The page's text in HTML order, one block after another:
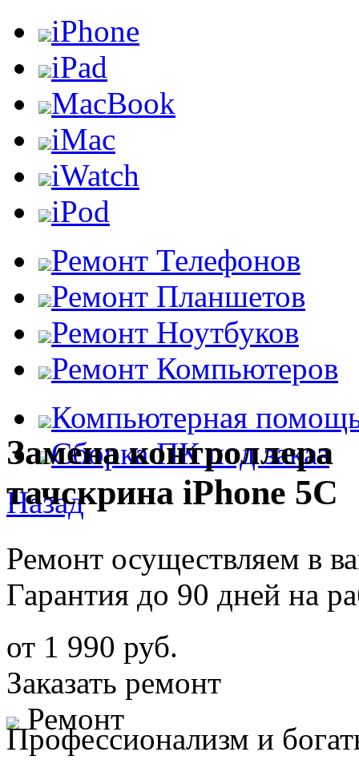
iPhone
iPad
MacBook
iMac
iWatch
iPod
Ремонт Телефонов
Ремонт Планшетов
Ремонт Ноутбуков
Ремонт Компьютеров
Компьютерная
Сборка ПК под заказ
Назад
Замена контроллера
тачскрина iPhone 5C
Ремонт осуществляем в
Гарантия до 90 дней на
от 1 990 руб.
Заказать ремонт
Ремонт
Профессионализм и